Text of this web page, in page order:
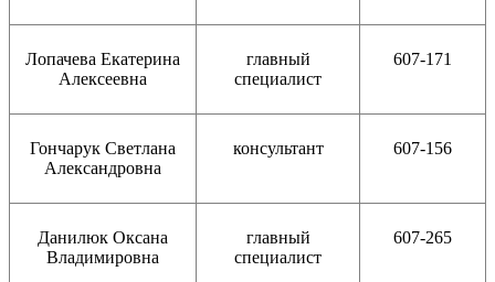
Лопачева Екатерина
Алексеевна
главный
специалист
607-171
Гончарук Светлана
Александровна
консультант 607-156
Данилюк Оксана
Владимировна
главный
специалист
607-265